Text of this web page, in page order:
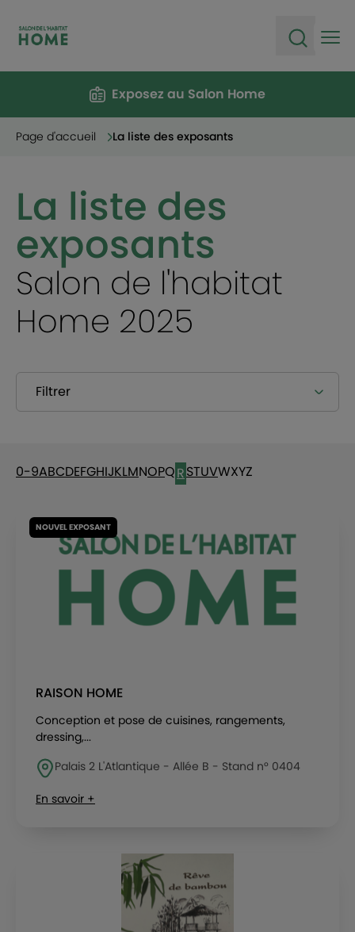
Exposez au Salon Home
Page d'accueil La liste des exposants
La liste des
exposants
Salon de l'habitat
Home 2025
Filtrer
0-9ABCDEFGHIJKLMNOPQRSTUVWXYZ
NOUVEL EXPOSANT
RAISON HOME
Conception et pose de cuisines, rangements,
dressing,...
Palais 2 L'Atlantique - Allée B - Stand n° 0404
En savoir +